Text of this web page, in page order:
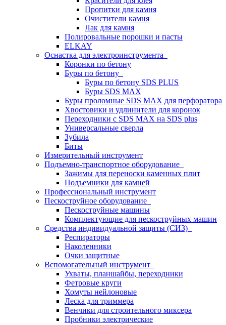
Пропитки для камня
Очистители камня
Лак для камня
Полировальные порошки и пасты
ELKAY
Оснастка для электроинструмента
Коронки по бетону
Буры по бетону
Буры по бетону SDS PLUS
Буры SDS MAX
Буры проломные SDS MAX для перфоратора
Хвостовики и удлинители для коронок
Переходники с SDS MAX на SDS plus
Универсальные сверла
Зубила
Биты
Измерительный инструмент
Подъемно-транспортное оборудование
Зажимы для переноски каменных плит
Подъемники для камней
Профессиональный инструмент
Пескоструйное оборудование
Пескоструйные машины
Комплектующие для пескоструйных машин
Средства индивидуальной защиты (СИЗ)
Респираторы
Наколенники
Очки защитные
Вспомогательный инструмент
Ухваты, планшайбы, переходники
Фетровые круги
Хомуты нейлоновые
Леска для триммера
Венчики для строительного миксера
Пробники электрические